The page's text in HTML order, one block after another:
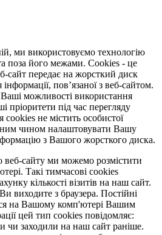
ми використовуємо технологію
поза його межами. Cookies - це
сайт передає на жорсткий диск
пов’язаної з веб-сайтом.
можливості використання
пріоритети під час перегляду
cookies не містить особистої
чином налаштовувати Вашу
з Вашого жорсткого диска.
веб-сайту ми можемо розмістити
Такі тимчасові cookies
кількості візитів на наш сайт.
виходите з браузера. Постійні
на Вашому комп'ютері Вашим
цей тип cookies повідомляє:
чи заходили на наш сайт раніше.